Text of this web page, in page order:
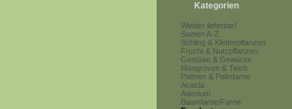
Kategorien
Wieder lieferbar!
Samen A-Z
Schling & Kletterpflanzen
Frucht & Nutzpflanzen
Gemüse & Gewürze
Mangroven & Teich
Palmen & Palmfarne
Acacia
Adenium
Baumfarne/Farne